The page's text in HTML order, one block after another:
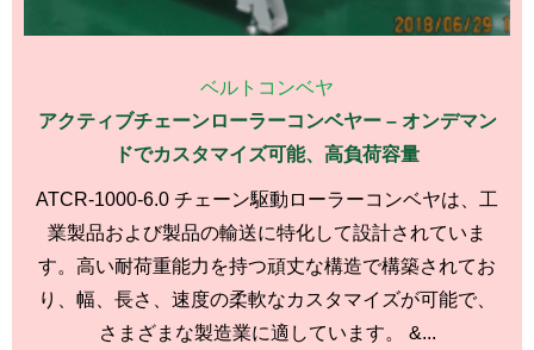
ベルトコンベヤ
アクティブチェーンローラーコンベヤー – オンデマン
ドでカスタマイズ可能、高負荷容量
ATCR-1000-6.0 チェーン駆動ローラーコンベヤは、工
業製品および製品の輸送に特化して設計されていま
す。高い耐荷重能力を持つ頑丈な構造で構築されてお
り、幅、長さ、速度の柔軟なカスタマイズが可能で、
さまざまな製造業に適しています。 &...